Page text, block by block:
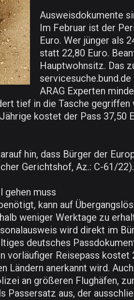
Ausweisdokumente
Im Februar ist der
Euro. Wer jünger als
statt 22,80 Euro.
Hauptwohnsitz. Das
ARAG Experten
tief in die Tasche
kostet der Pass 37,50
hin, dass Bürger der
Gerichtshof, Az.: C-61/22).
gehen muss
kann auf
weniger Werktage zu
wird direkt im
deutsches
vorläufiger Reisepass
Ländern anerkannt wird.
an größeren Flughäfen,
Passersatz aus, der